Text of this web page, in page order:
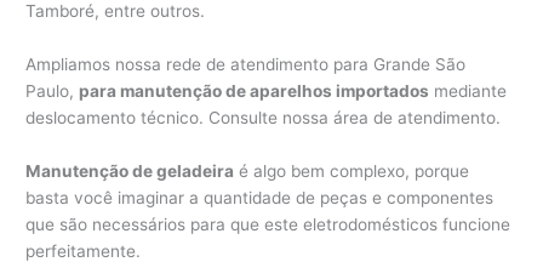
Tamboré, entre outros.
Ampliamos nossa rede de atendimento para Grande São
Paulo, para manutenção de aparelhos importados mediante
deslocamento técnico. Consulte nossa área de atendimento.
Manutenção de geladeira é algo bem complexo, porque
basta você imaginar a quantidade de peças e componentes
que são necessários para que este eletrodomésticos funcione
perfeitamente.